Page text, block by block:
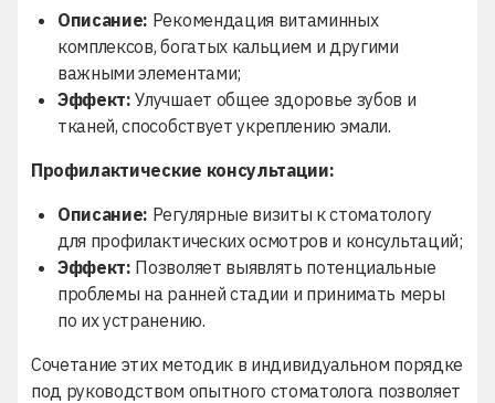
Описание: Рекомендация витаминных
комплексов, богатых кальцием и другими
важными элементами;
Эффект: Улучшает общее здоровье зубов и
тканей, способствует укреплению эмали.
Профилактические консультации:
Описание: Регулярные визиты к стоматологу
для профилактических осмотров и консультаций;
Эффект: Позволяет выявлять потенциальные
проблемы на ранней стадии и принимать меры
по их устранению.
Сочетание этих методик в индивидуальном порядке
под руководством опытного стоматолога позволяет